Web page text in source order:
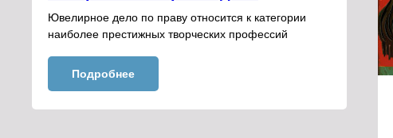
Ювелирное дело по праву относится к категории
наиболее престижных творческих профессий
Подробнее